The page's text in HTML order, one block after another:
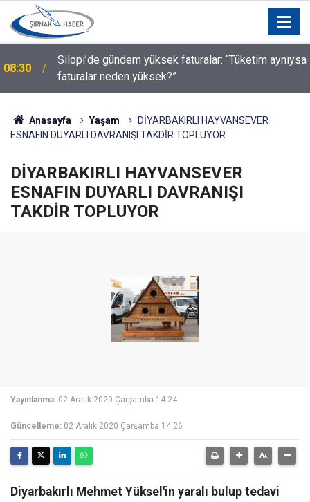
03:04
Küllüce Mezrası İçin Yeni Dernek: “Gücümüzü
Birliğimizden Alıyoruz”
Anasayfa Yaşam
DİYARBAKIRLI HAYVANSEVER
ESNAFIN DUYARLI DAVRANIŞI TAKDİR TOPLUYOR
DİYARBAKIRLI HAYVANSEVER
ESNAFIN DUYARLI DAVRANIŞI
TAKDİR TOPLUYOR
Yayınlanma: 02 Aralık 2020 Çarşamba 14:24
Güncelleme: 02 Aralık 2020 Çarşamba 14:26
Diyarbakırlı Mehmet Yüksel'in yaralı bulup tedavi